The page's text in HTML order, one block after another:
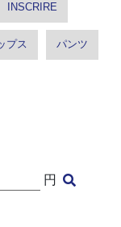
INSCRIRE
プス パンツ
円